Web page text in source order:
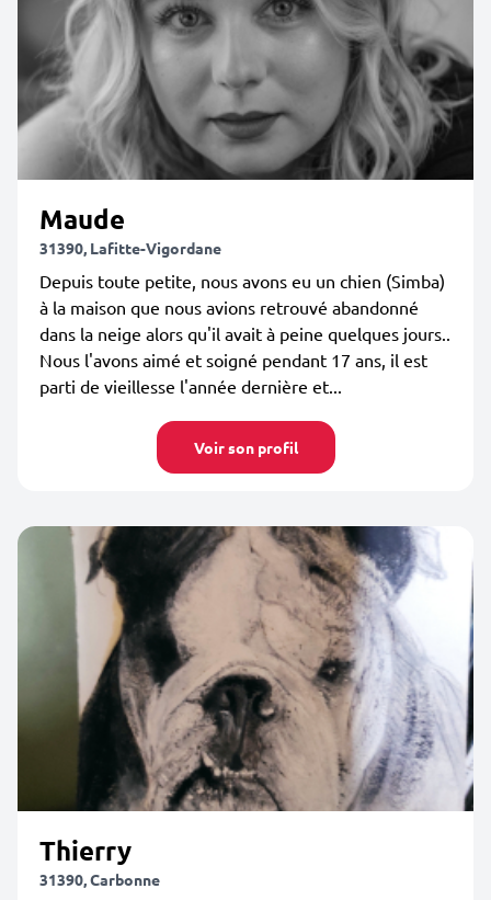
Maude
31390, Lafitte-Vigordane
Depuis toute petite, nous avons eu un chien (Simba)
à la maison que nous avions retrouvé abandonné
dans la neige alors qu'il avait à peine quelques jours..
Nous l'avons aimé et soigné pendant 17 ans, il est
parti de vieillesse l'année dernière et...
Voir son profil
Thierry
31390, Carbonne